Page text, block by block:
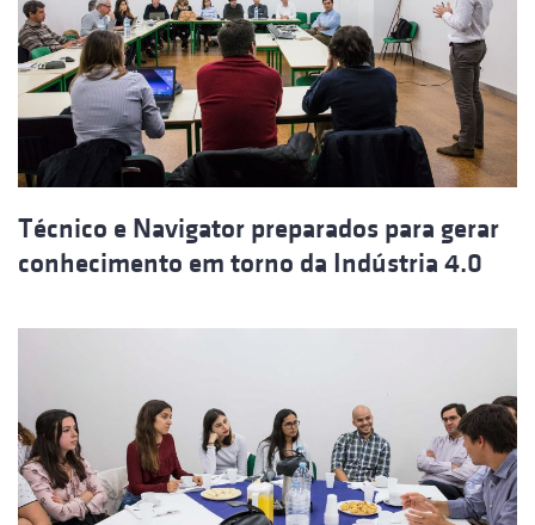
Técnico e Navigator preparados para gerar
conhecimento em torno da Indústria 4.0